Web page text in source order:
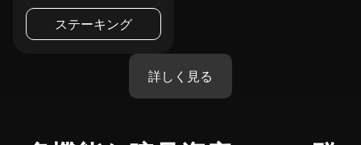
ステーキング
詳しく見る